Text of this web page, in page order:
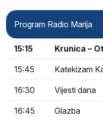
Program Radio Marija
15:15 Krunica –
15:45 Katekizam
16:30 Vijesti dana
16:45 Glazba